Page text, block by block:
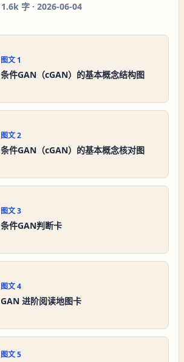
1.6k 字 · 2026-06-04
图文 1
条件GAN（cGAN）的基本概念结构图
图文2
条件GAN（cGAN）的基本概念核对图
图文3
条件GAN判断卡
图文4
GAN 进阶阅读地图卡
图文5